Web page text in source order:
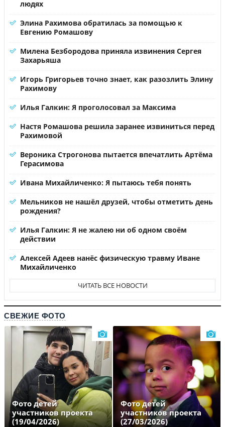
людях
Элина Рахимова обратилась за помощью к
Евгению Ромашову
Милена Безбородова приняла извинения Сергея
Захарьяша
Игорь Григорьев точно знает, как разозлить Элину
Рахимову
Илья Галкин: Я проголосовал за Максима
Настя Ромашова решила заранее извиниться перед
Рахимовой
Вероника Строгонова пытается впечатлить Артёма
Герасимова
Ивана Михайличенко: Я пытаюсь тебя понять
Мельников не нашёл друзей, чтобы отметить день
рождения?
Илья Галкин: Я не жалею ни об одном своём
действии
Алексей Адеев нанёс физическую травму Иване
Михайличенко
ЧИТАТЬ ВСЕ НОВОСТИ
СВЕЖИЕ ФОТО
Фото детей
участников проекта
(19/04/2026)
Фото детей
участников проекта
(27/03/2026)